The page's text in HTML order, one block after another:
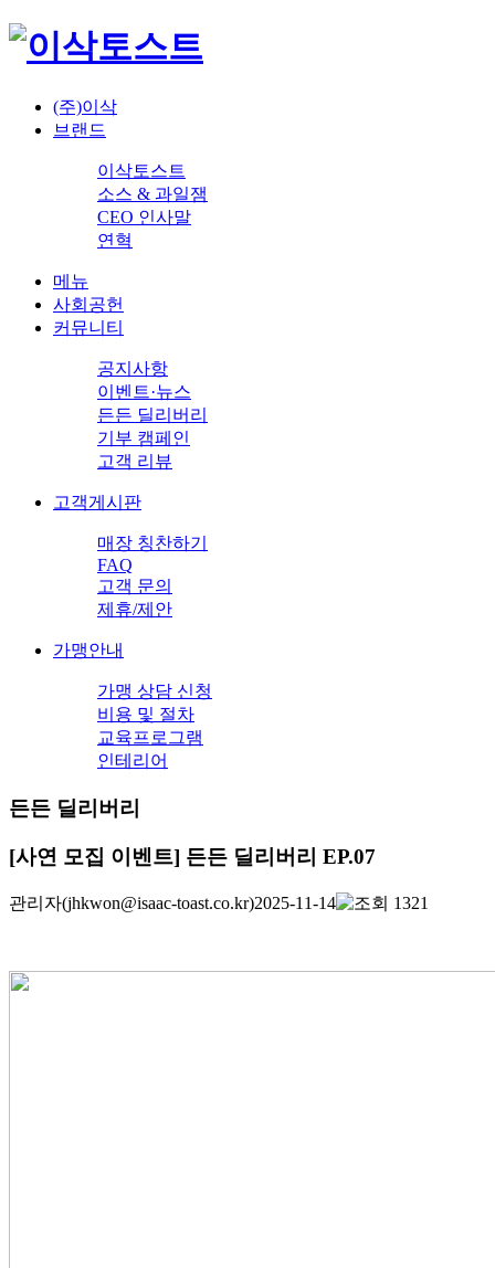
(주)이삭
브랜드
이삭토스트
소스 & 과일잼
CEO 인사말
연혁
메뉴
사회공헌
커뮤니티
공지사항
이벤트·뉴스
든든 딜리버리
기부 캠페인
고객 리뷰
고객게시판
매장 칭찬하기
FAQ
고객 문의
제휴/제안
가맹안내
가맹 상담 신청
비용 및 절차
교육프로그램
인테리어
든든 딜리버리
[사연 모집 이벤트] 든든 딜리버리 EP.07
관리자(jhkwon@isaac-toast.co.kr)2025-11-14 1321